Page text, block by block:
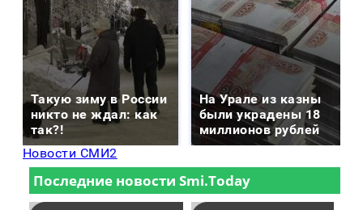
Такую зиму в России
никто не ждал: как
так?!
На Урале из казны
были украдены 18
миллионов рублей
Новости СМИ2